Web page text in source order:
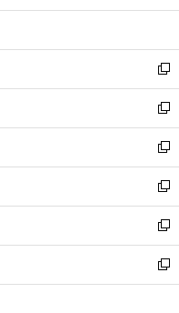
開
ウ
開
く
ン
ウ
で
開
く
ウ
ン
ド
ウ
で
開
く
新
し
い
ウ
ィ
ン
ド
ウ
で
開
く
新
し
い
ウ
ィ
ン
ド
ウ
で
開
新
し
い
ウ
ィ
ン
ド
ウ
新
し
い
ウ
ィ
ン
新
し
い
ウ
新
し